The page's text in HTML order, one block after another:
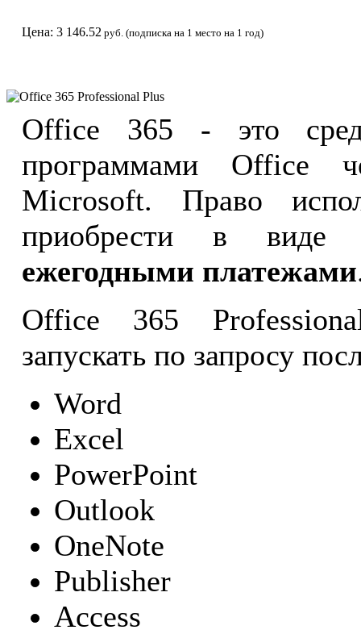
Цена: 3 146.52 руб. (подписка на 1 место на 1 год)
Office 365 Professional Plus
Office 365 - это
программами Office
Microsoft. Право
приобрести в виде
ежегодными платежами
Office 365
запускать по запросу
Word
Excel
PowerPoint
Outlook
OneNote
Publisher
Access